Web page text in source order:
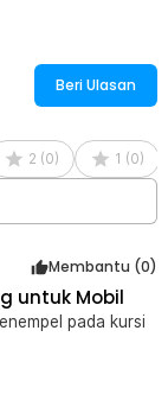
Beri Ulasan
2 (0) 1 (0)
Membantu (0)
untuk Mobil
pada kursi